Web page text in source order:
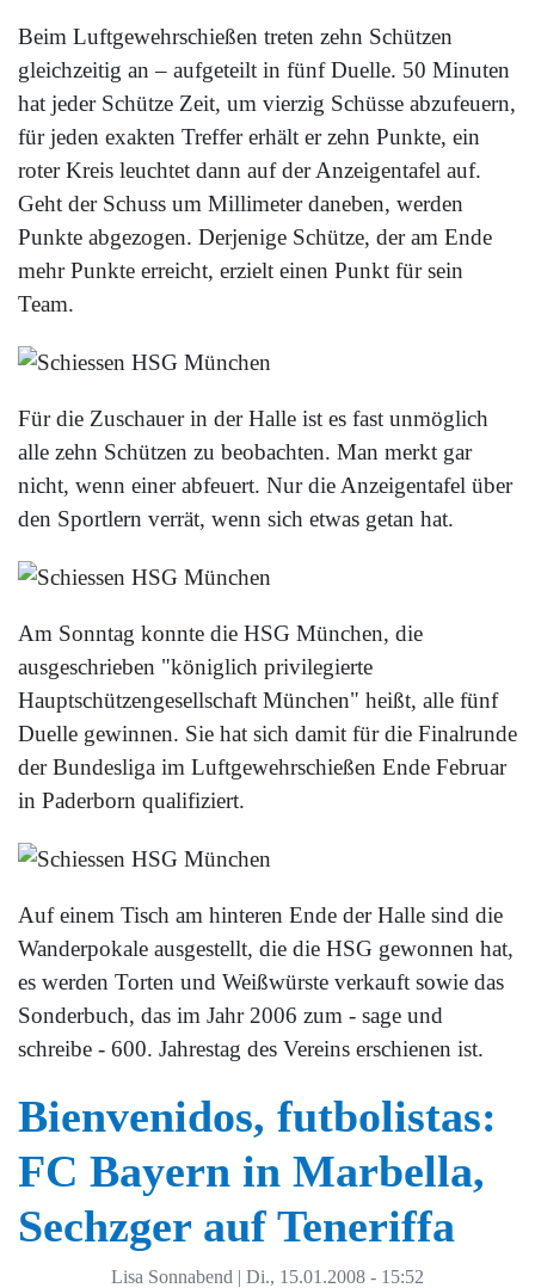
Beim Luftgewehrschießen treten zehn Schützen
gleichzeitig an – aufgeteilt in fünf Duelle. 50 Minuten
hat jeder Schütze Zeit, um vierzig Schüsse abzufeuern,
für jeden exakten Treffer erhält er zehn Punkte, ein
roter Kreis leuchtet dann auf der Anzeigentafel auf.
Geht der Schuss um Millimeter daneben, werden
Punkte abgezogen. Derjenige Schütze, der am Ende
mehr Punkte erreicht, erzielt einen Punkt für sein
Team.
Für die Zuschauer in der Halle ist es fast unmöglich
alle zehn Schützen zu beobachten. Man merkt gar
nicht, wenn einer abfeuert. Nur die Anzeigentafel über
den Sportlern verrät, wenn sich etwas getan hat.
Am Sonntag konnte die HSG München, die
ausgeschrieben "königlich privilegierte
Hauptschützengesellschaft München" heißt, alle fünf
Duelle gewinnen. Sie hat sich damit für die Finalrunde
der Bundesliga im Luftgewehrschießen Ende Februar
in Paderborn qualifiziert.
Auf einem Tisch am hinteren Ende der Halle sind die
Wanderpokale ausgestellt, die die HSG gewonnen hat,
es werden Torten und Weißwürste verkauft sowie das
Sonderbuch, das im Jahr 2006 zum - sage und
schreibe - 600. Jahrestag des Vereins erschienen ist.
Bienvenidos, futbolistas:
FC Bayern in Marbella,
Sechzger auf Teneriffa
Lisa Sonnabend | Di., 15.01.2008 - 15:52